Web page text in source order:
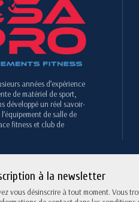
années d’expérience
de matériel de sport,
développé un réel savoir-
de salle de
fitness et club de
à la newsletter
vous désinscrire à tout moment. Vous